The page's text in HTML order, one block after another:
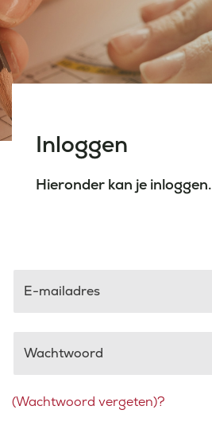
CONTACT
Inloggen
Hieronder kan je inloggen.
E-mailadres
Wachtwoord
(Wachtwoord vergeten)?